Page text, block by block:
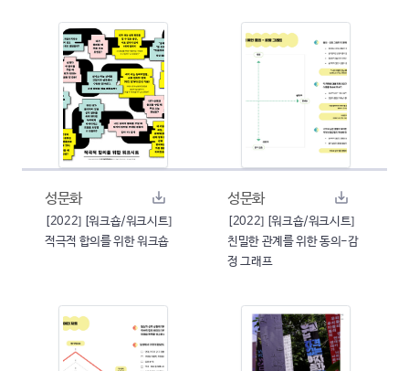
성문화
[2022] [워크숍/워크시트]
적극적 합의를 위한 워크숍
성문화
[2022] [워크숍/워크시트]
친밀한 관계를 위한 동의-감
정 그래프